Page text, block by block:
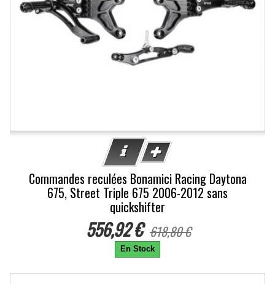
Commandes reculées Bonamici Racing Daytona
675, Street Triple 675 2006-2012 sans
quickshifter
556,92 € 618,80 €
En Stock